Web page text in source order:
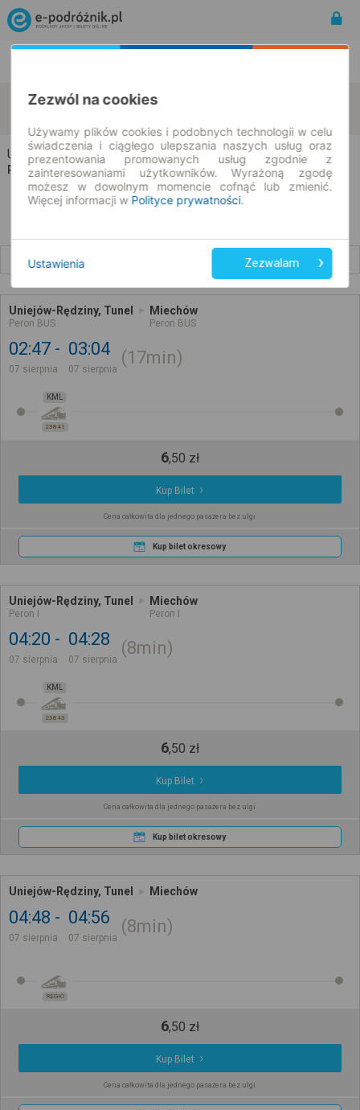
Uniejów-Rędziny Miechów
Uniejów-Rędziny → Miechów
Rozkład jazdy i bilety
Uniejów-Rędziny, Tunel
Peron BUS
Miechów
Peron BUS
02:47
07 sierpnia
03:04
07 sierpnia
17min
KML
23841
6,50 zł
Kup Bilet
Cena całkowita dla jednego pasażera bez ulgi
Kup bilet okresowy
Uniejów-Rędziny, Tunel
Peron I
Miechów
Peron I
04:20
07 sierpnia
04:28
07 sierpnia
8min
KML
23843
6,50 zł
Kup Bilet
Cena całkowita dla jednego pasażera bez ulgi
Kup bilet okresowy
Uniejów-Rędziny, Tunel Miechów
04:48
07 sierpnia
04:56
07 sierpnia
8min
REGIO
6,50 zł
Kup Bilet
Cena całkowita dla jednego pasażera bez ulgi
Zezwól na cookies
Używamy plików cookies i podobnych technologii w celu
świadczenia i ciągłego ulepszania naszych usług oraz
prezentowania promowanych usług zgodnie z
zainteresowaniami użytkowników. Wyrażoną zgodę
możesz w dowolnym momencie cofnąć lub zmienić.
Więcej informacji w Polityce prywatności.
Ustawienia Zezwalam